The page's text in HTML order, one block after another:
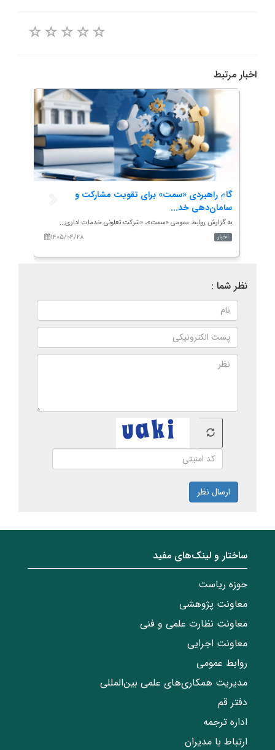
اخبار مرتبط
گام راهبردی «سمت» برای تقویت مشارکت و
سامان‌دهی خد...
به گزارش روابط عمومی «سمت»، «شرکت تعاونی خدمات اداری...
۱۴۰۵/۰۴/۲۸
اخبار
نظر شما :
ارسال نظر
ساختار‌‌ و‌‌ لینک‌های مفید
حوزه ریاست
معاونت پژوهشی
معاونت نظارت علمی و فنی
معاونت اجرایی
روابط عمومی
مدیریت همکاری‌های علمی بین‌المللی
دفتر قم
اداره ترجمه
ارتباط با مدیران